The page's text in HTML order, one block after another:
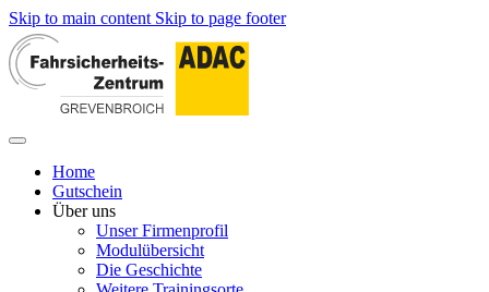
Skip to main content Skip to page footer
Home
Gutschein
Über uns
Unser Firmenprofil
Modulübersicht
Die Geschichte